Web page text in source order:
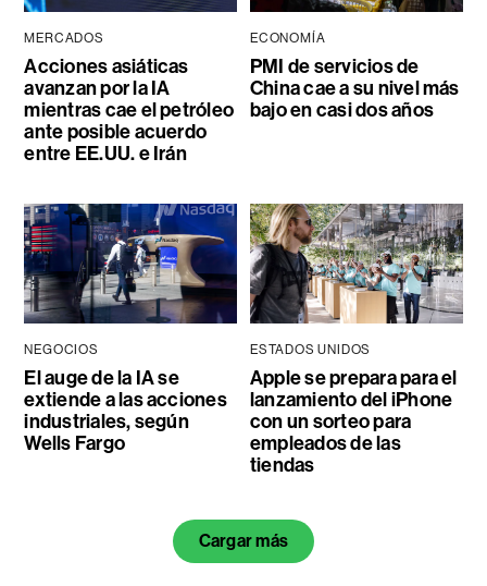
MERCADOS
Acciones asiáticas
avanzan por la IA
mientras cae el petróleo
ante posible acuerdo
entre EE.UU. e Irán
ECONOMÍA
PMI de servicios de
China cae a su nivel más
bajo en casi dos años
NEGOCIOS
El auge de la IA se
extiende a las acciones
industriales, según
Wells Fargo
ESTADOS UNIDOS
Apple se prepara para el
lanzamiento del iPhone
con un sorteo para
empleados de las
tiendas
Cargar más